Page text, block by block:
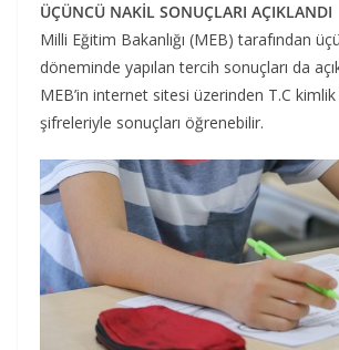
ÜÇÜNCÜ NAKİL SONUÇLARI AÇIKLANDI
Milli Eğitim Bakanlığı (MEB) tarafından
döneminde yapılan tercih sonuçları da
MEB’in internet sitesi üzerinden T.C
şifreleriyle sonuçları öğrenebilir.